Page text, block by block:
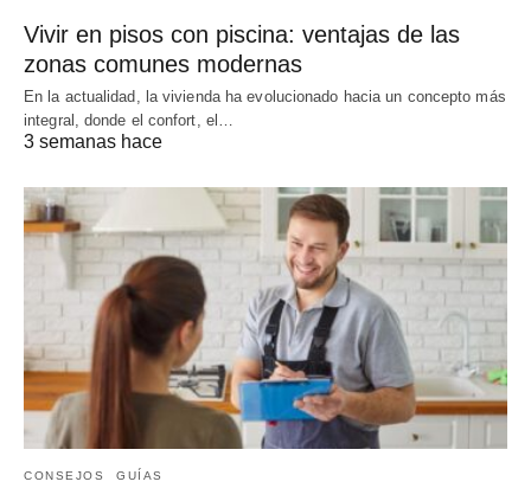
Vivir en pisos con piscina: ventajas de las
zonas comunes modernas
En la actualidad, la vivienda ha evolucionado hacia un concepto más
integral, donde el confort, el…
3 semanas hace
CONSEJOS GUÍAS